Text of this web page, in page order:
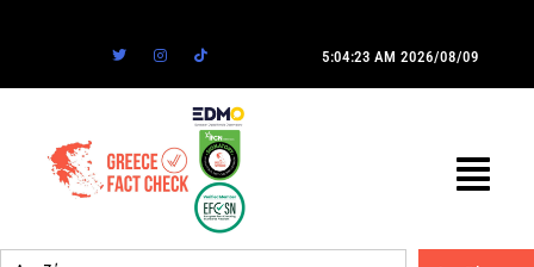
5:04:23 AM 2026/08/09